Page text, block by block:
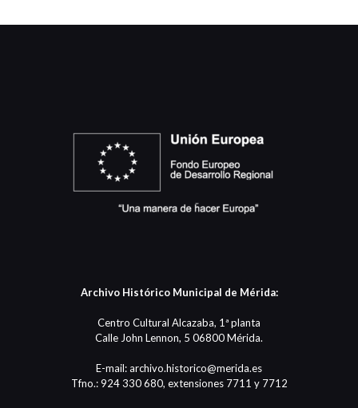
Archivo Histórico Municipal de Mérida:
Centro Cultural Alcazaba, 1ª planta
Calle John Lennon, 5 06800 Mérida.
E-mail: archivo.historico@merida.es
Tfno.: 924 330 680, extensiones 7711 y 7712